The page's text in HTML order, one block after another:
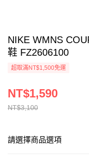
NIKE WMNS
鞋 FZ2606100
超取滿NT$1,500免運
NT$3,100
NT$1,590
請選擇商品選項